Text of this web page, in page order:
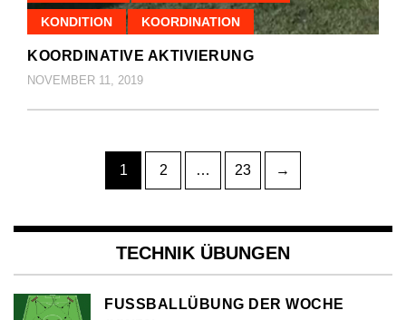
KONDITION KOORDINATION
KOORDINATIVE AKTIVIERUNG
NOVEMBER 11, 2019
Seitennummerierung
Beiträge
Page
1 Page
2 … Page
23 →
TECHNIK ÜBUNGEN
FUSSBALLÜBUNG DER WOCHE (